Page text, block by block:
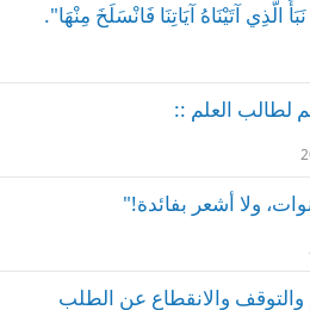
الَّذِي آتَيْنَاهُ آيَاتِنَا فَانْسَلَخَ مِنْهَا".
لطالب العلم ::
ولا أشعر بفائدة!"
والانقطاع عن الطلب